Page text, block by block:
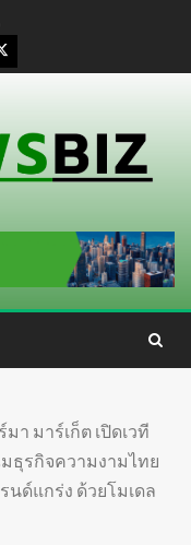
มา มาร์เก็ต เปิดเวที
ธุรกิจความงามไทย
นด์แกร่ง ด้วยโมเดล